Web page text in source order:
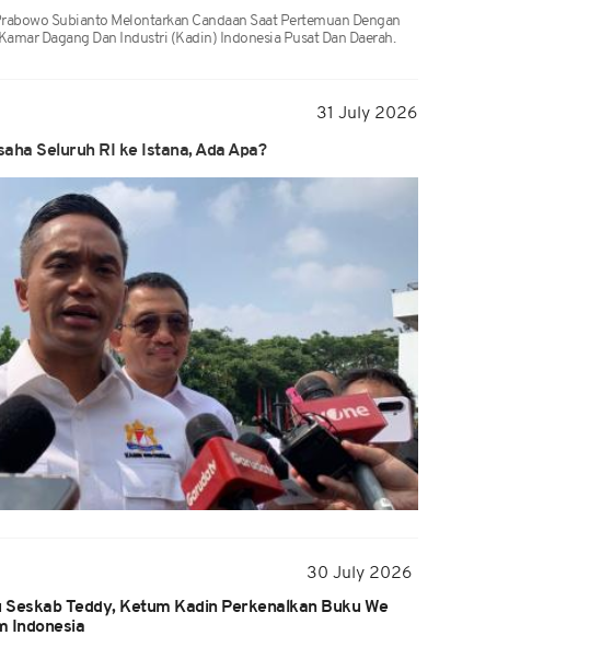
Subianto Melontarkan Candaan Saat Pertemuan Dengan
Dagang Dan Industri (Kadin) Indonesia Pusat Dan Daerah.
31 July 2026
Seluruh RI ke Istana, Ada Apa?
30 July 2026
Seskab Teddy, Ketum Kadin Perkenalkan Buku We
Indonesia